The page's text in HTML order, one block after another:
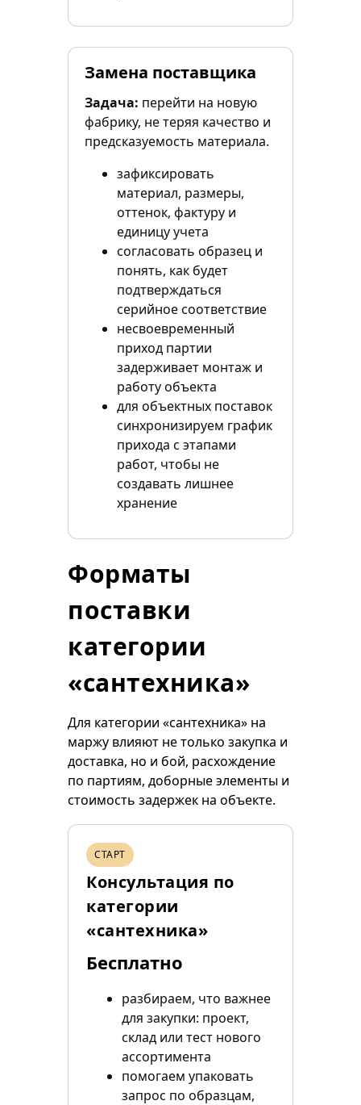
Замена поставщика
Задача: перейти на новую
фабрику, не теряя качество и
предсказуемость материала.
зафиксировать
материал, размеры,
оттенок, фактуру и
единицу учета
согласовать образец и
понять, как будет
подтверждаться
серийное соответствие
несвоевременный
приход партии
задерживает монтаж и
работу объекта
для объектных поставок
синхронизируем график
прихода с этапами
работ, чтобы не
создавать лишнее
хранение
Форматы
поставки
категории
«сантехника»
Для категории «сантехника» на
маржу влияют не только закупка и
доставка, но и бой, расхождение
по партиям, доборные элементы и
стоимость задержек на объекте.
СТАРТ
Консультация по
категории
«сантехника»
Бесплатно
разбираем, что важнее
для закупки: проект,
склад или тест нового
ассортимента
помогаем упаковать
запрос по образцам,